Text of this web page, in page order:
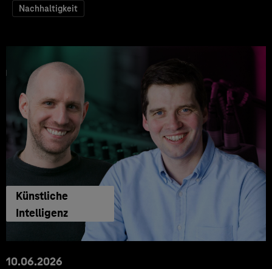
Nachhaltigkeit
Künstliche
Intelligenz
10.06.2026